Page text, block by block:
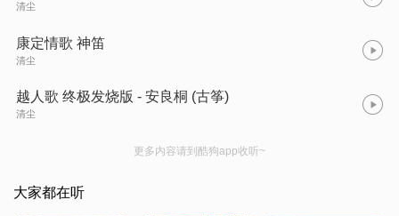
清尘
康定情歌 神笛
清尘
越人歌 终极发烧版 - 安良桐 (古筝)
清尘
更多内容请到酷狗app收听~
大家都在听